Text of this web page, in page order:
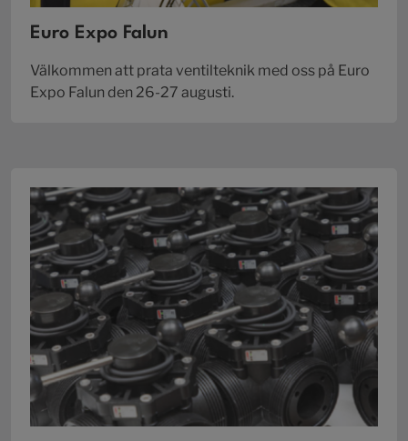
Euro Expo Falun
Välkommen att prata ventilteknik med oss på Euro
Expo Falun den 26-27 augusti.